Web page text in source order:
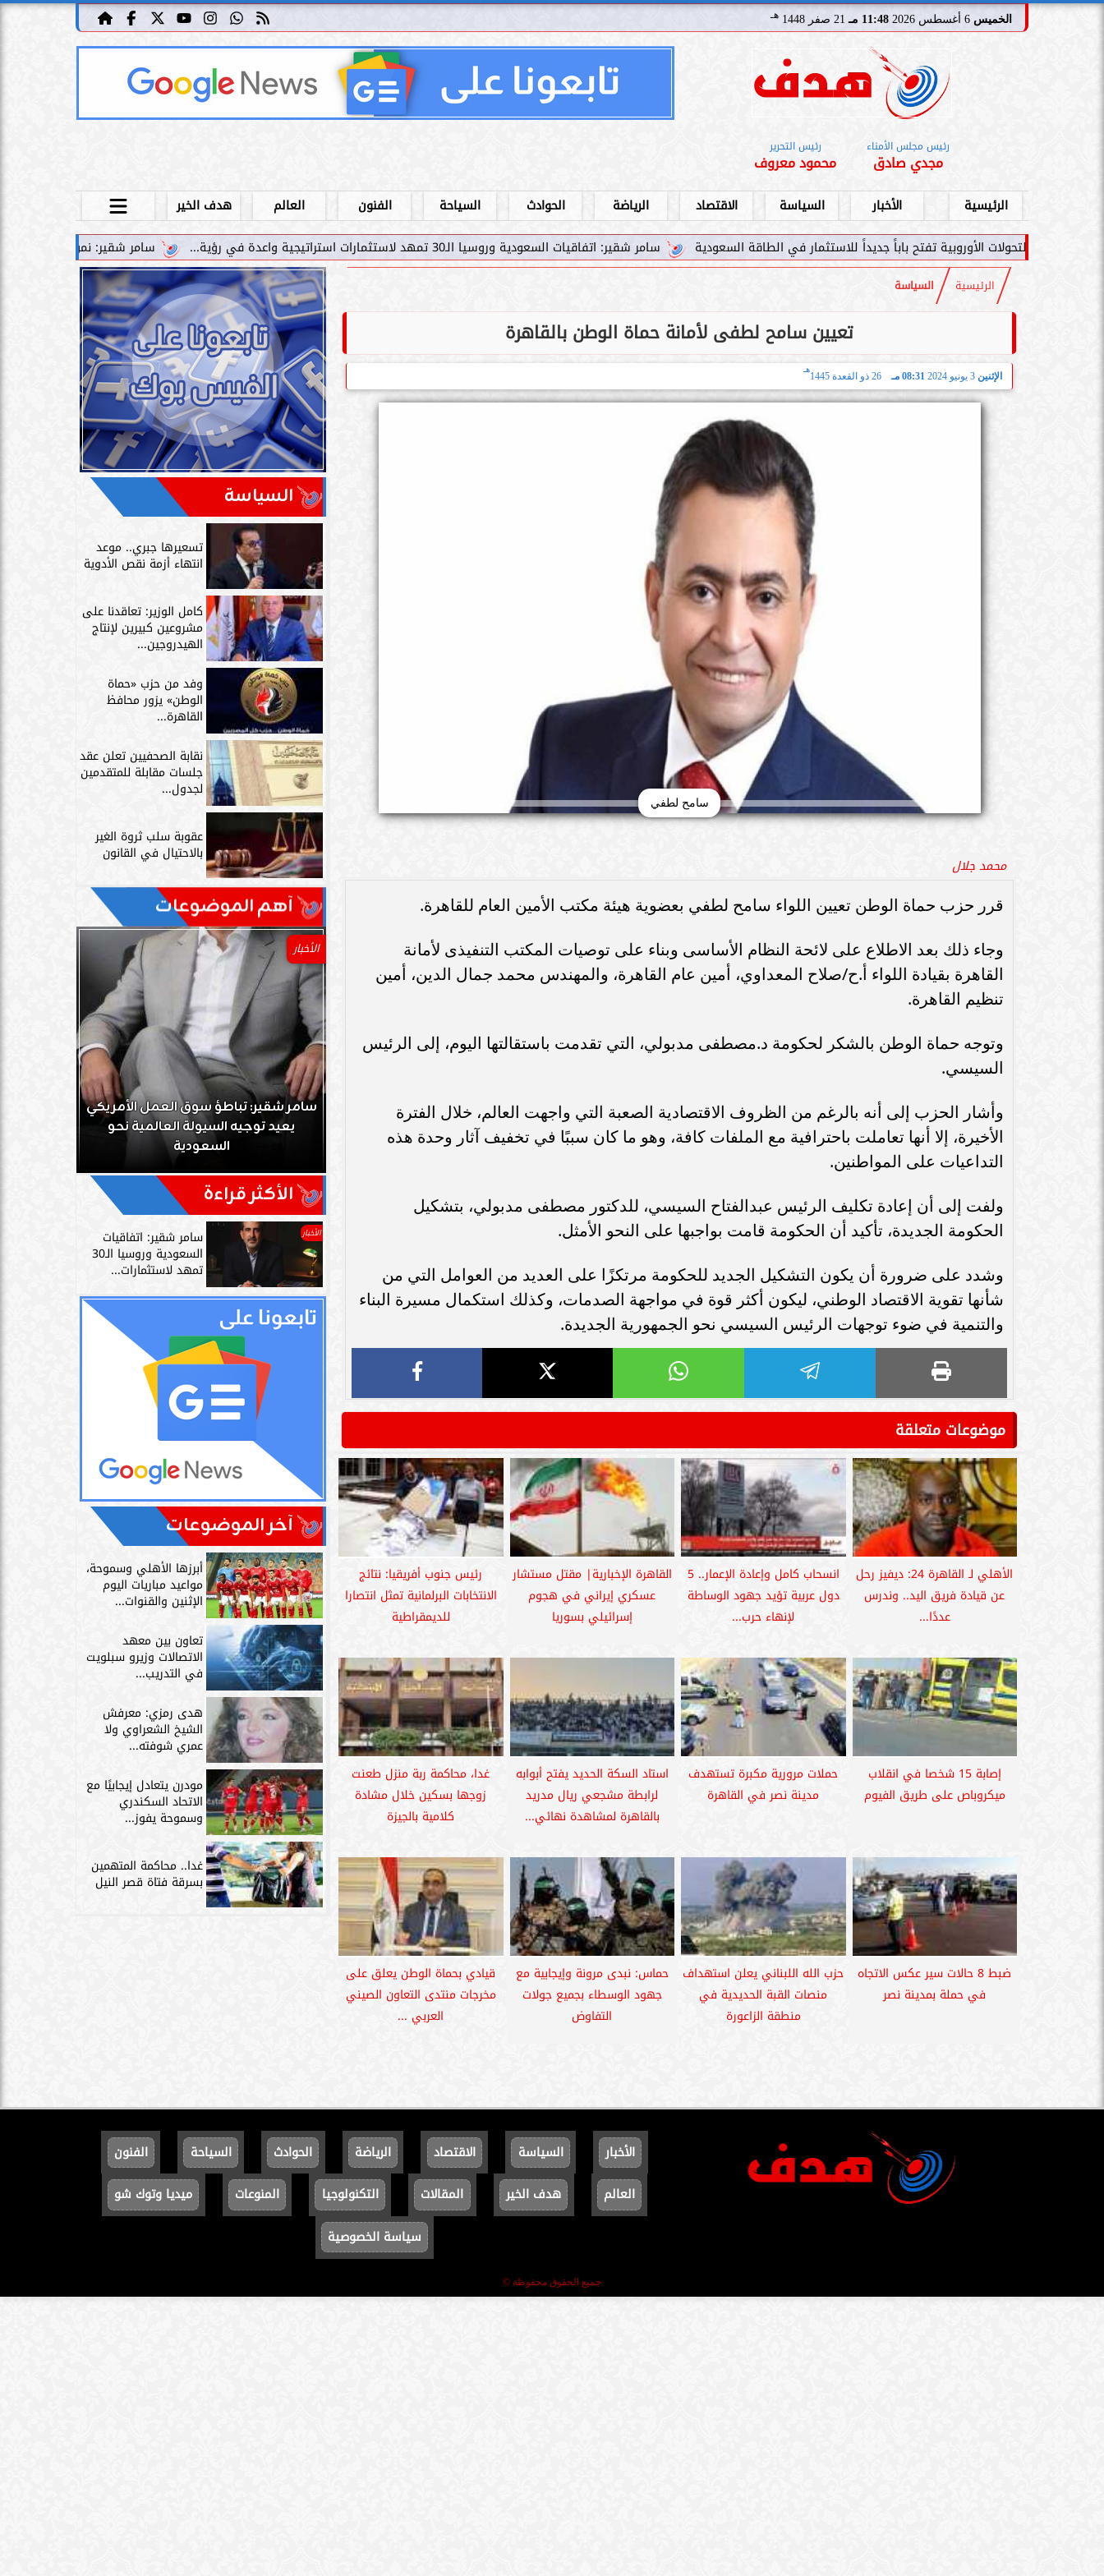
الخميس 11:48 مـ 21 صفر 1448 هـ
رئيس مجلس الأمناء
مجدي صادق
رئيس التحرير
محمود معروف
الرئيسية الأخبار السياسة الاقتصاد الرياضة الحوادث السياحة الفنون العالم
هدف الخير
سامر شقير: نمو صناديق الاستثمار الخاصة دليل
سامر شقير: اتفاقيات السعودية وروسيا الـ30 تمهد لاستثمارات استراتيجية واعدة في رؤية... الأوروبية تفتح باباً جديداً للاستثمار في الطاقة السعودية
الرئيسية السياسة
تعيين سامح لطفى لأمانة حماة الوطن بالقاهرة
الإثنين 3 يونيو 2024 08:31 مـ 26 ذو القعدة 1445
هـ
سامح لطفي
محمد جلال
قرر حزب حماة الوطن تعيين اللواء سامح لطفي بعضوية هيئة مكتب الأمين العام للقاهرة.
وجاء ذلك بعد الاطلاع على لائحة النظام الأساسى وبناء على توصيات المكتب التنفيذى لأمانة
القاهرة بقيادة اللواء أ.ح/صلاح المعداوي، أمين عام القاهرة، والمهندس محمد جمال الدين، أمين
تنظيم القاهرة.
وتوجه حماة الوطن بالشكر لحكومة د.مصطفى مدبولي، التي تقدمت باستقالتها اليوم، إلى الرئيس
السيسي.
وأشار الحزب إلى أنه بالرغم من الظروف الاقتصادية الصعبة التي واجهت العالم، خلال الفترة
الأخيرة، إلا أنها تعاملت باحترافية مع الملفات كافة، وهو ما كان سببًا في تخفيف آثار وحدة هذه
التداعيات على المواطنين.
ولفت إلى أن إعادة تكليف الرئيس عبدالفتاح السيسي، للدكتور مصطفى مدبولي، بتشكيل
الحكومة الجديدة، تأكيد أن الحكومة قامت بواجبها على النحو الأمثل.
وشدد على ضرورة أن يكون التشكيل الجديد للحكومة مرتكزًا على العديد من العوامل التي من
شأنها تقوية الاقتصاد الوطني، ليكون أكثر قوة في مواجهة الصدمات، وكذلك استكمال مسيرة البناء
والتنمية في ضوء توجهات الرئيس السيسي نحو الجمهورية الجديدة.
موضوعات متعلقة
الأهلي لـ القاهرة 24: ديفيز رحل
عن قيادة فريق اليد.. وندرس
عددًا...
انسحاب كامل وإعادة الإعمار.. 5
دول عربية تؤيد جهود الوساطة
لإنهاء حرب...
القاهرة الإخبارية| مقتل مستشار
عسكري إيراني في هجوم
إسرائيلي بسوريا
رئيس جنوب أفريقيا: نتائج
الانتخابات البرلمانية تمثل انتصارا
للديمقراطية
إصابة 15 شخصا في انقلاب
ميكروباص على طريق الفيوم
حملات مرورية مكبرة تستهدف
مدينة نصر في القاهرة
استاد السكة الحديد يفتح أبوابه
لرابطة مشجعي ريال مدريد
بالقاهرة لمشاهدة نهائي...
غدا، محاكمة ربة منزل طعنت
زوجها بسكين خلال مشادة
كلامية بالجيزة
ضبط 8 حالات سير عكس الاتجاه
في حملة بمدينة نصر
حزب الله اللبناني يعلن استهداف
منصات القبة الحديدية في
منطقة الزاعورة
حماس: نبدى مرونة وإيجابية مع
جهود الوسطاء بجميع جولات
التفاوض
قيادي بحماة الوطن يعلق على
مخرجات منتدى التعاون الصيني
العربي ...
السياسة
تسعيرها جبري.. موعد
انتهاء أزمة نقص الأدوية
كامل الوزير: تعاقدنا على
مشروعين كبيرين لإنتاج
الهيدروجين...
وفد من حزب «حماة
الوطن» يزور محافظ
القاهرة...
نقابة الصحفيين تعلن عقد
جلسات مقابلة للمتقدمين
لجدول...
عقوبة سلب ثروة الغير
بالاحتيال في القانون
آهم الموضوعات
سامر شقير: التحولات الأوروبية تفتح باباً
جديداً للاستثمار في الطاقة السعودية
سامر شقير: ارتفاع استثمارات البنوك
السعودية يعكس متانة السيولة ويعزز
الاستقرار المالي
الأخبار
سامر شقير: تباطؤ سوق العمل الأمريكي
يعيد توجيه السيولة العالمية نحو
السعودية
الأخبار
سامر شقير: نمو صناديق الاستثمار الخاصة
دليل حي على نجاح رؤية 2030...
الأكثر قراءة
الأخبار سامر شقير: اتفاقيات
السعودية وروسيا الـ30
تمهد لاستثمارات...
آخر الموضوعات
أبرزها الأهلي وسموحة،
مواعيد مباريات اليوم
الإثنين والقنوات...
تعاون بين معهد
الاتصالات وزيرو سبلويت
في التدريب...
هدى رمزي: معرفش
الشيخ الشعراوي ولا
عمري شوفته...
مودرن يتعادل إيجابيًا مع
الاتحاد السكندري
وسموحة يفوز...
غدا.. محاكمة المتهمين
بسرقة فتاة قصر النيل
الأخبار السياسة الاقتصاد الرياضة الحوادث السياحة
الفنون
العالم
هدف الخير المقالات التكنولوجيا المنوعات
ميديا وتوك شو
سياسة الخصوصية
جميع الحقوق محفوظة ©